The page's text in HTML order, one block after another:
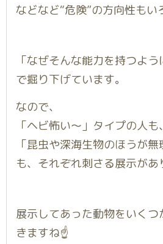
などなど“危険”の方向性もい
「なぜそんな能力を持つよ
で掘り下げています。
なので、
「ヘビ怖い〜」タイプの人も、
「昆虫や深海生物のほうが
も、それぞれ刺さる展示があ
展示してあった動物をいく
きますね☝️